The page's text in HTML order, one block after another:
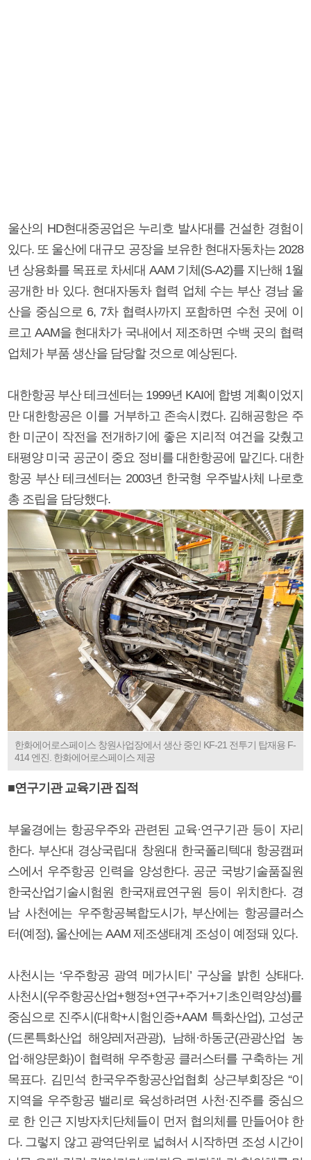
울산의 HD현대중공업은 누리호 발사대를 건설한 경험이
있다. 또 울산에 대규모 공장을 보유한 현대자동차는 2028
년 상용화를 목표로 차세대 AAM 기체(S-A2)를 지난해 1월
공개한 바 있다. 현대자동차 협력 업체 수는 부산 경남 울
산을 중심으로 6, 7차 협력사까지 포함하면 수천 곳에 이
르고 AAM을 현대차가 국내에서 제조하면 수백 곳의 협력
업체가 부품 생산을 담당할 것으로 예상된다.
대한항공 부산 테크센터는 1999년 KAI에 합병 계획이었지
만 대한항공은 이를 거부하고 존속시켰다. 김해공항은 주
한 미군이 작전을 전개하기에 좋은 지리적 여건을 갖췄고
태평양 미국 공군이 중요 정비를 대한항공에 맡긴다. 대한
항공 부산 테크센터는 2003년 한국형 우주발사체 나로호
총 조립을 담당했다.
한화에어로스페이스 창원사업장에서 생산 중인 KF-21 전투기 탑재용 F-
414 엔진. 한화에어로스페이스 제공
■연구기관 교육기관 집적
부울경에는 항공우주와 관련된 교육·연구기관 등이 자리
한다. 부산대 경상국립대 창원대 한국폴리텍대 항공캠퍼
스에서 우주항공 인력을 양성한다. 공군 국방기술품질원
한국산업기술시험원 한국재료연구원 등이 위치한다. 경
남 사천에는 우주항공복합도시가, 부산에는 항공클러스
터(예정), 울산에는 AAM 제조생태계 조성이 예정돼 있다.
사천시는 ‘우주항공 광역 메가시티’ 구상을 밝힌 상태다.
사천시(우주항공산업+행정+연구+주거+기초인력양성)를
중심으로 진주시(대학+시험인증+AAM 특화산업), 고성군
(드론특화산업 해양레저관광), 남해·하동군(관광산업 농
업·해양문화)이 협력해 우주항공 클러스터를 구축하는 게
목표다. 김민석 한국우주항공산업협회 상근부회장은 “이
지역을 우주항공 밸리로 육성하려면 사천·진주를 중심으
로 한 인근 지방자치단체들이 먼저 협의체를 만들어야 한
다. 그렇지 않고 광역단위로 넓혀서 시작하면 조성 시간이